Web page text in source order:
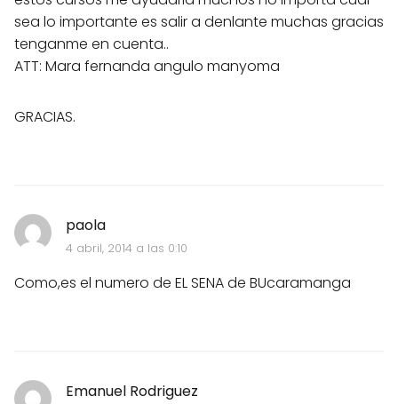
sea lo importante es salir a denlante muchas gracias
tenganme en cuenta..
ATT: Mara fernanda angulo manyoma
GRACIAS.
paola
4 abril, 2014 a las 0:10
Como,es el numero de EL SENA de BUcaramanga
Emanuel Rodriguez